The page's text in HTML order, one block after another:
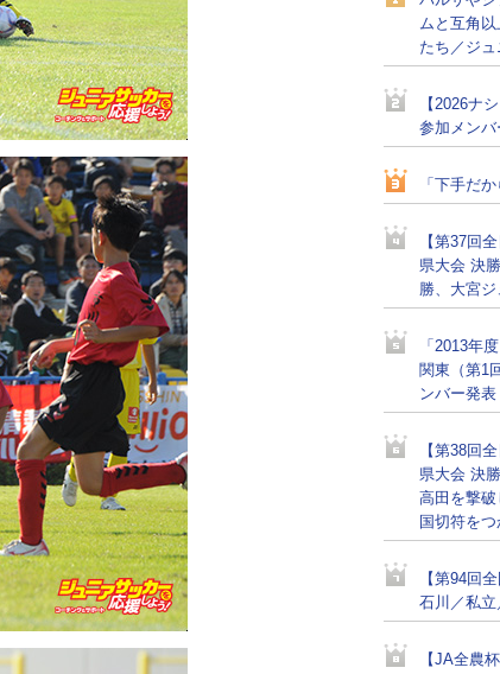
ムと互角
たち／ジ
【2026ナ
参加メンバ
「下手だ
【第37回
県大会 決
勝、大宮ジ
「2013年
関東（第1
ンバー発表
【第38回
県大会 決
高田を撃
国切符をつ
【第94回
石川／私
【JA全農